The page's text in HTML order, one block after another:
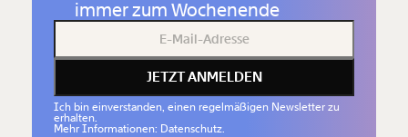
immer zum Wochenende
JETZT ANMELDEN
Ich bin einverstanden, einen regelmäßigen Newsletter zu
erhalten.
Mehr Informationen: Datenschutz.